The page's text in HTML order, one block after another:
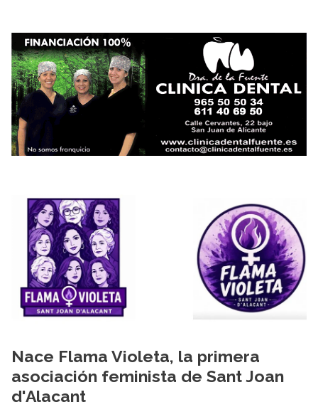
Nace Flama Violeta, la primera
asociación feminista de Sant Joan
d'Alacant